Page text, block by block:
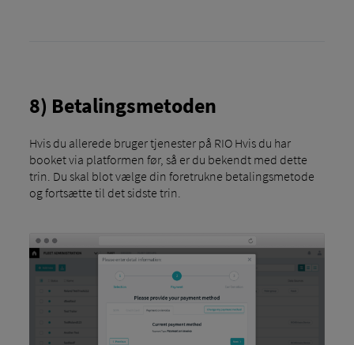
8) Betalingsmetoden
Hvis du allerede bruger tjenester på RIO Hvis du har
booket via platformen før, så er du bekendt med dette
trin. Du skal blot vælge din foretrukne betalingsmetode
og fortsætte til det sidste trin.